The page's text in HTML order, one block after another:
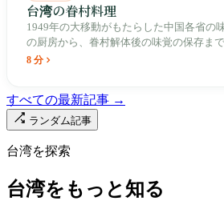
台湾の眷村料理
1949年の大移動がもたらした中国各省の
の厨房から、眷村解体後の味覚の保存まで
8 分
すべての最新記事 →
ランダム記事
台湾を探索
台湾をもっと知る